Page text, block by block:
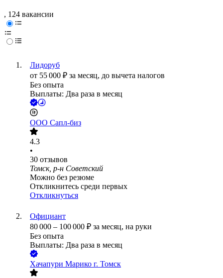
, 124 вакансии
Лидоруб
от 55 000 ₽ за месяц, до вычета налогов
Без опыта
Выплаты: Два раза в месяц
ООО Сапл-биз
4.3
•
30 отзывов
Томск, р-н Советский
Можно без резюме
Откликнитесь среди первых
Откликнуться
Официант
80 000 – 100 000 ₽ за месяц, на руки
Без опыта
Выплаты: Два раза в месяц
Хачапури Марико г. Томск